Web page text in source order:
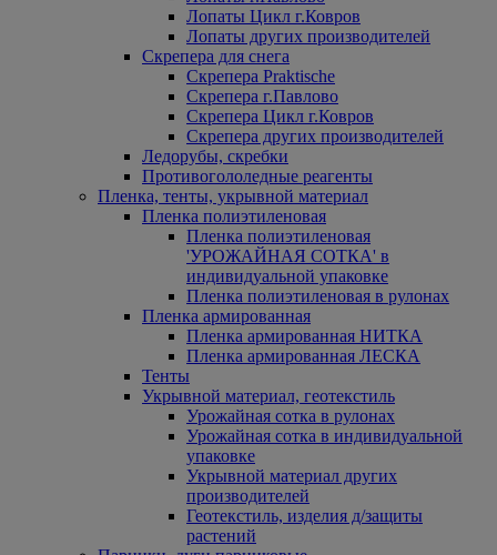
Лопаты Цикл г.Ковров
Лопаты других производителей
Скрепера для снега
Скрепера Praktische
Скрепера г.Павлово
Скрепера Цикл г.Ковров
Скрепера других производителей
Ледорубы, скребки
Противогололедные реагенты
Пленка, тенты, укрывной материал
Пленка полиэтиленовая
Пленка полиэтиленовая
'УРОЖАЙНАЯ СОТКА' в
индивидуальной упаковке
Пленка полиэтиленовая в рулонах
Пленка армированная
Пленка армированная НИТКА
Пленка армированная ЛЕСКА
Тенты
Укрывной материал, геотекстиль
Урожайная сотка в рулонах
Урожайная сотка в индивидуальной
упаковке
Укрывной материал других
производителей
Геотекстиль, изделия д/защиты
растений